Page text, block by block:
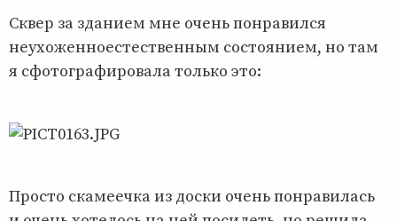
Сквер за зданием мне очень понравился
неухоженноестественным состоянием, но там
я сфотографировала только это:
Просто скамеечка из доски очень понравилась